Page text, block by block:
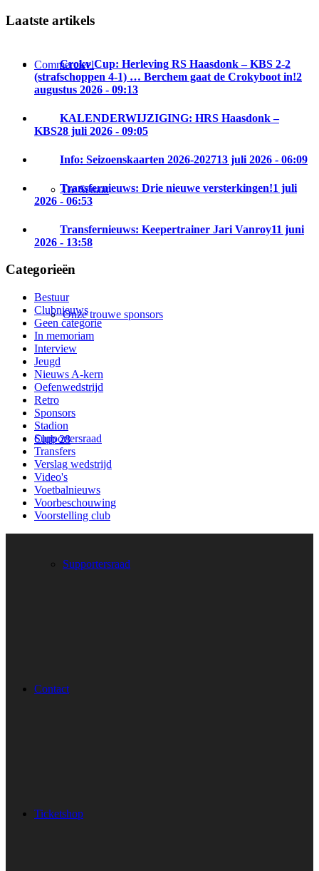
Commercieel
De Senaat
Onze trouwe sponsors
Club 28
Supportersraad
Contact
Ticketshop
Laatste artikels
Croky Cup: Herleving RS Haasdonk – KBS 2-2
(strafschoppen 4-1) … Berchem gaat de Crokyboot in!2
augustus 2026 - 09:13
KALENDERWIJZIGING: HRS Haasdonk –
KBS28 juli 2026 - 09:05
Info: Seizoenskaarten 2026-202713 juli 2026 - 06:09
Transfernieuws: Drie nieuwe versterkingen!1 juli
2026 - 06:53
Transfernieuws: Keepertrainer Jari Vanroy11 juni
2026 - 13:58
Categorieën
Bestuur
Clubnieuws
Geen categorie
In memoriam
Interview
Jeugd
Nieuws A-kern
Oefenwedstrijd
Retro
Sponsors
Stadion
Supportersraad
Transfers
Verslag wedstrijd
Video's
Voetbalnieuws
Voorbeschouwing
Voorstelling club